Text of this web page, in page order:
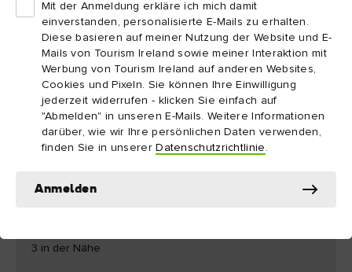
Mit der Anmeldung erkläre ich mich damit
einverstanden, personalisierte E-Mails zu erhalten.
Diese basieren auf meiner Nutzung der Website und E-
Mails von Tourism Ireland sowie meiner Interaktion mit
Werbung von Tourism Ireland auf anderen Websites,
Cookies und Pixeln. Sie können Ihre Einwilligung
jederzeit widerrufen - klicken Sie einfach auf
"Abmelden" in unseren E-Mails. Weitere Informationen
darüber, wie wir Ihre persönlichen Daten verwenden,
finden Sie in unserer Datenschutzrichtlinie .
Anmelden
herrlich grüne Oase, die sich bei den Stadtbewohnern großer
Beliebtheit erfreut. DerPhoenix Parkgilt als größter
Stadtpark Europas und bietet seinen Besuchern allerlei
Erlebnisse wie eine freundliche Damwildherde, einen
viktorianischen Blumengarten und sogar einen Zoo (den
Dublin Zoo
, der sich auf dem Parkgelände befindet). Sie
können in diesem 350 Jahre alten Park mit einem Leihrad auf
Erkundung gehen, einen Spaziergang unternehmen oder ganz
Seele baumeln lassen.
3 in der Nähe